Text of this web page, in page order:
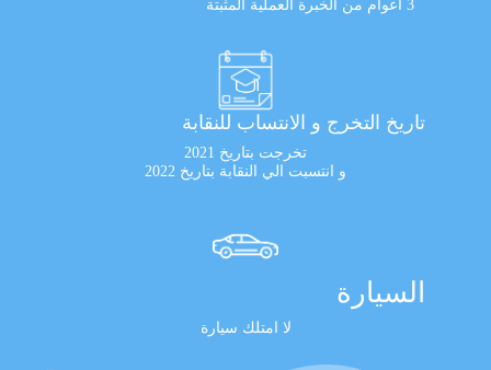
3 أعوام من الخبرة العملية المثبتة
تاريخ التخرج و الانتساب للنقابة
تخرجت بتاريخ 2021
و انتسبت الي النقابة بتاريخ 2022
السيارة
لا امتلك سيارة